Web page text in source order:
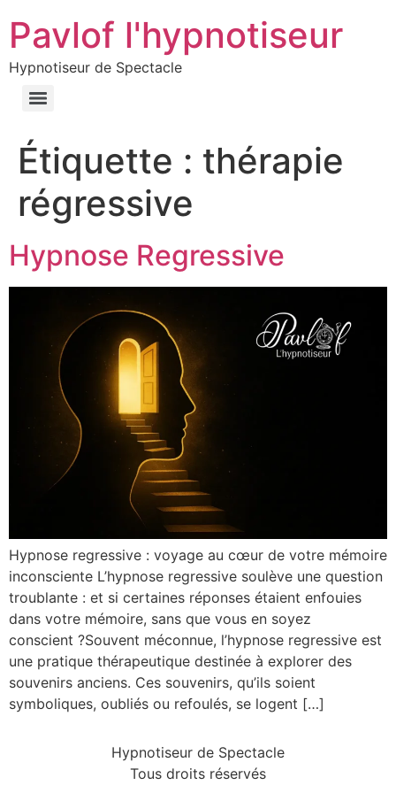
Pavlof l'hypnotiseur
Hypnotiseur de Spectacle
Étiquette : thérapie
régressive
Hypnose Regressive
Hypnose regressive : voyage au cœur de votre mémoire
inconsciente L’hypnose regressive soulève une question
troublante : et si certaines réponses étaient enfouies
dans votre mémoire, sans que vous en soyez
conscient ?Souvent méconnue, l’hypnose regressive est
une pratique thérapeutique destinée à explorer des
souvenirs anciens. Ces souvenirs, qu’ils soient
symboliques, oubliés ou refoulés, se logent […]
Hypnotiseur de Spectacle
Tous droits réservés